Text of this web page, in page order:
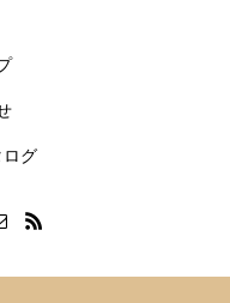
GNビル3F
ログ